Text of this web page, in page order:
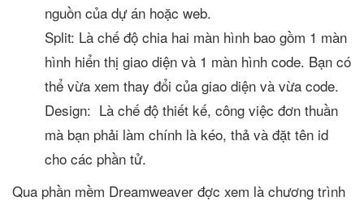
nguồn của dự án hoặc web.
Split: Là chế độ chia hai màn hình bao gồm 1 màn
hình hiển thị giao diện và 1 màn hình code. Bạn có
thể vừa xem thay đổi của giao diện và vừa code.
Design: Là chế độ thiết kế, công việc đơn thuần
mà bạn phải làm chính là kéo, thả và đặt tên id
cho các phần tử.
Qua phần mềm Dreamweaver đợc xem là chương trình